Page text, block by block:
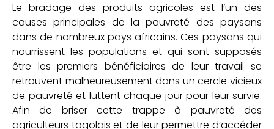
Le bradage des produits agricoles est l’un des
causes principales de la pauvreté des paysans
dans de nombreux pays africains. Ces paysans qui
nourrissent les populations et qui sont supposés
être les premiers bénéficiaires de leur travail se
retrouvent malheureusement dans un cercle vicieux
de pauvreté et luttent chaque jour pour leur survie.
Afin de briser cette trappe à pauvreté des
agriculteurs togolais et de leur permettre d’accéder